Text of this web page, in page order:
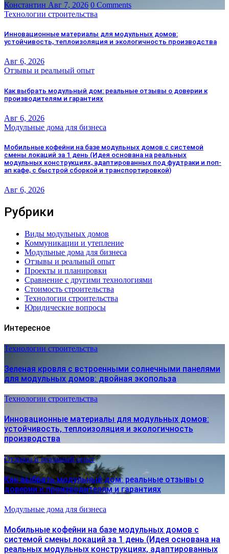
Константин Авг 7, 2026 0 Comments
Технологии строительства
Инновационные материалы для модульных домов:
устойчивость, теплоизоляция и экологичность производства
Авг 6, 2026
Отзывы и реальный опыт
Как выбрать модульный дом: реальные отзывы о доверии к
производителям и гарантиях
Авг 6, 2026
Модульные дома для бизнеса
Мобильные кофейни на базе модульных домов с системой
смены локаций за 1 день (Идея основана на реальных
модульных конструкциях, адаптированных под фудтраки и поп-
ап кафе, с быстрой сборкой и транспортировкой)
Авг 6, 2026
Рубрики
Виды модульных домов
Коммуникации и утепление
Модульные дома для бизнеса
Отзывы и реальный опыт
Проекты и планировки
Сравнение с другими технологиями
Стоимость строительства
Технологии строительства
Юридические вопросы
Интересное
Технологии строительства
Зеленая кровля с встроенными солнечными панелями
для модульных домов: двойная экопольза
Технологии строительства
Инновационные материалы для модульных домов:
устойчивость, теплоизоляция и экологичность
производства
Отзывы и реальный опыт
Как выбрать модульный дом: реальные отзывы о
доверии к производителям и гарантиях
Модульные дома для бизнеса
Мобильные кофейни на базе модульных домов с
системой смены локаций за 1 день (Идея основана на
реальных модульных конструкциях, адаптированных